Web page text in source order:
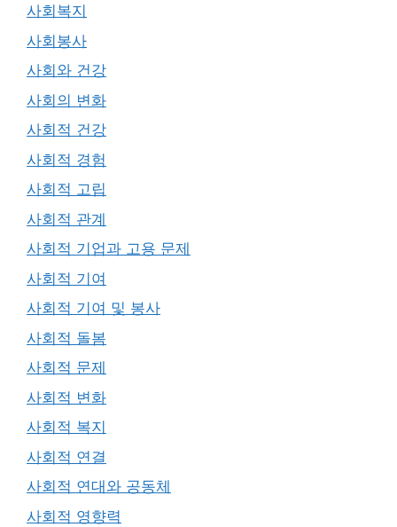
사회복지
사회봉사
사회와 건강
사회의 변화
사회적 건강
사회적 경험
사회적 고립
사회적 관계
사회적 기업과 고용 문제
사회적 기여
사회적 기여 및 봉사
사회적 돌봄
사회적 문제
사회적 변화
사회적 복지
사회적 연결
사회적 연대와 공동체
사회적 영향력